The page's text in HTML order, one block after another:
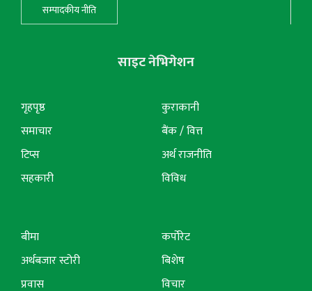
सम्पादकीय नीति
साइट नेभिगेशन
गृहपृष्ठ
समाचार
टिप्स
सहकारी
कुराकानी
बैंक / वित्त
अर्थ राजनीति
विविध
बीमा
अर्थबजार स्टोरी
प्रवास
कर्पोरेट
बिशेष
विचार